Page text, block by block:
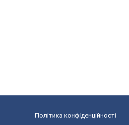
Політика конфіденційності